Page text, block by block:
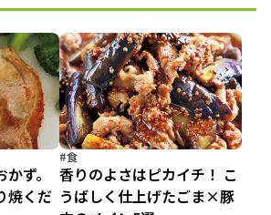
ず。
焼くだ
#食
香りのよさはピカイチ！ こ
うばしく仕上げたごま×豚